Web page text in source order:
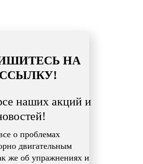
НА
наших акций и
о проблемах
двигательным
же об упражнениях и